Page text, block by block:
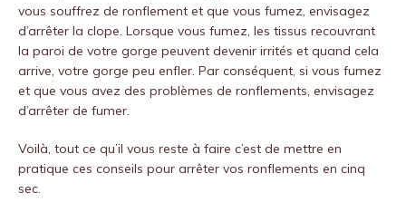
vous souffrez de ronflement et que vous fumez, envisagez
d’arrêter la clope. Lorsque vous fumez, les tissus recouvrant
la paroi de votre gorge peuvent devenir irrités et quand cela
arrive, votre gorge peu enfler. Par conséquent, si vous fumez
et que vous avez des problèmes de ronflements, envisagez
d’arrêter de fumer.
Voilà, tout ce qu’il vous reste à faire c’est de mettre en
pratique ces conseils pour arrêter vos ronflements en cinq
sec.